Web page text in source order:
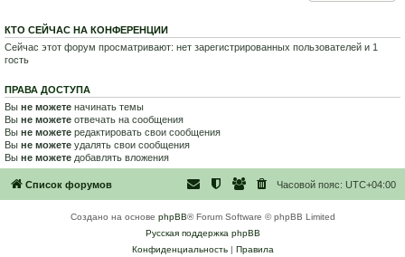
КТО СЕЙЧАС НА КОНФЕРЕНЦИИ
Сейчас этот форум просматривают: нет зарегистрированных пользователей и 1
гость
ПРАВА ДОСТУПА
Вы не можете начинать темы
Вы не можете отвечать на сообщения
Вы не можете редактировать свои сообщения
Вы не можете удалять свои сообщения
Вы не можете добавлять вложения
Список форумов Часовой пояс: UTC+04:00
Создано на основе phpBB® Forum Software © phpBB Limited
Русская поддержка phpBB
Конфиденциальность| Правила